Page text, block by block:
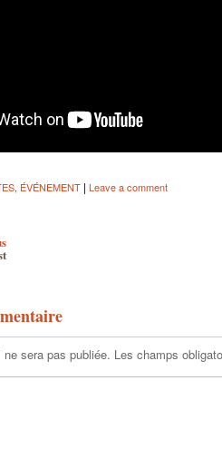
, ÉVÉNEMENT | Leave a comment
sera pas publiée. Les champs